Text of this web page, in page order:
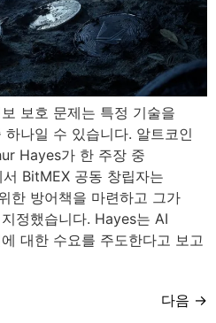
보호 문제는 특정 기술을
나일 수 있습니다. 알트코인
Hayes가 한 주장 중
BitMEX 공동 창립자는
한 방어책을 마련하고 그가
정했습니다. Hayes는 AI
대한 수요를 주도한다고 보고
다음 →